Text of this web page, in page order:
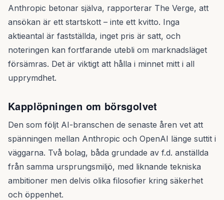
Anthropic betonar själva, rapporterar The Verge, att
ansökan är ett startskott – inte ett kvitto. Inga
aktieantal är fastställda, inget pris är satt, och
noteringen kan fortfarande utebli om marknadsläget
försämras. Det är viktigt att hålla i minnet mitt i all
upprymdhet.
Kapplöpningen om börsgolvet
Den som följt AI-branschen de senaste åren vet att
spänningen mellan Anthropic och OpenAI länge suttit i
väggarna. Två bolag, båda grundade av f.d. anställda
från samma ursprungsmiljö, med liknande tekniska
ambitioner men delvis olika filosofier kring säkerhet
och öppenhet.